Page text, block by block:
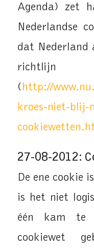
Agenda) zet
Nederlandse
dat Nederland
richtlijn
(http://
kroes-niet-blij-
27-08-2012:
De ene cookie
is het niet
één kam te
cookiewet